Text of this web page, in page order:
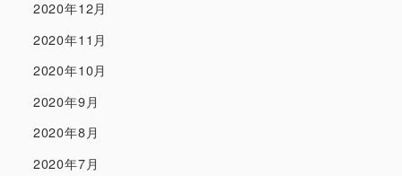
2020年12月
2020年11月
2020年10月
2020年9月
2020年8月
2020年7月